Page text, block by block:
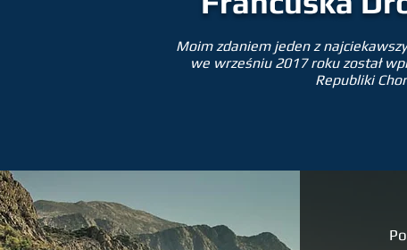
Moim zdaniem jeden z
we wrześniu 2017 roku został
Republiki